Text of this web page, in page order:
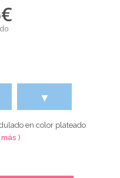
€
▼
en color plateado
)